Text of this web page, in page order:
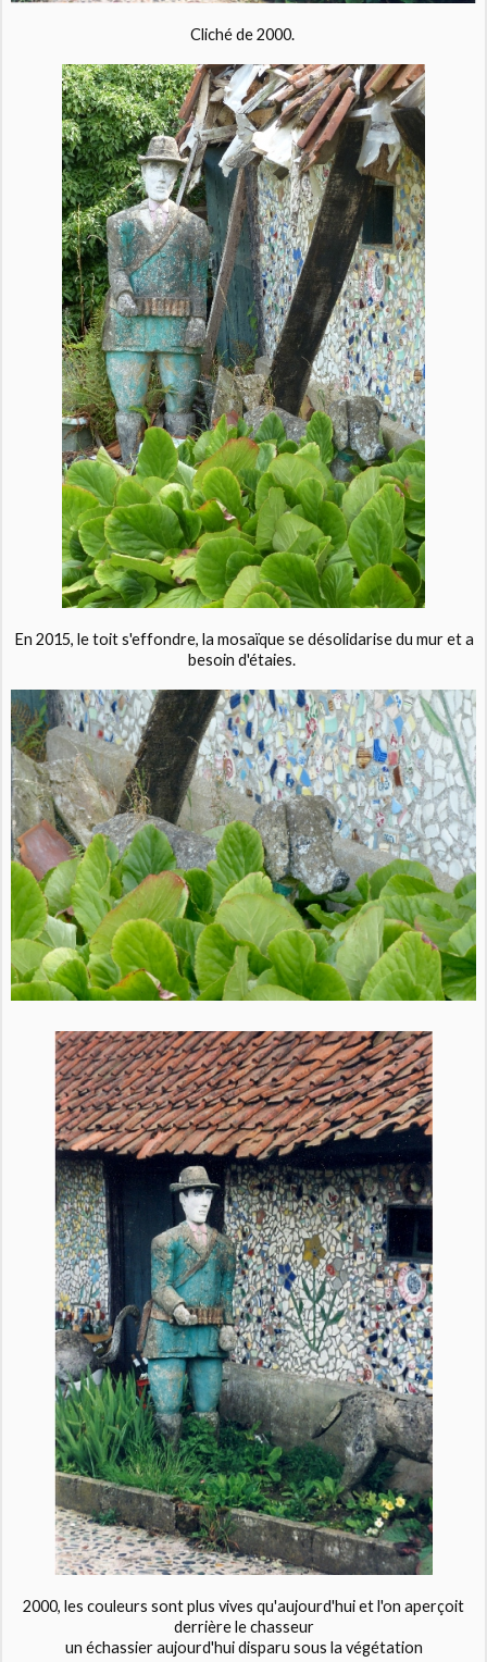
Cliché de 2000.
En 2015, le toit s'effondre, la mosaïque se désolidarise du mur et a
besoin d'étaies.
2000, les couleurs sont plus vives qu'aujourd'hui et l'on aperçoit
derrière le chasseur
un échassier aujourd'hui disparu sous la végétation